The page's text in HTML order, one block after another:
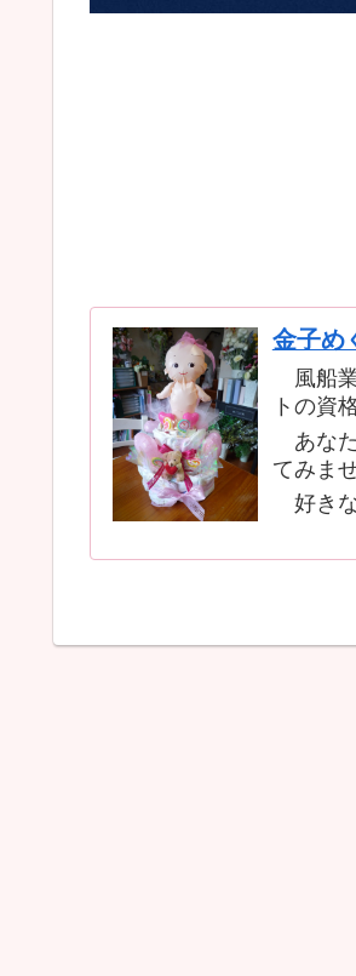
金子め
風船業
トの資
あなた
てみま
好きな